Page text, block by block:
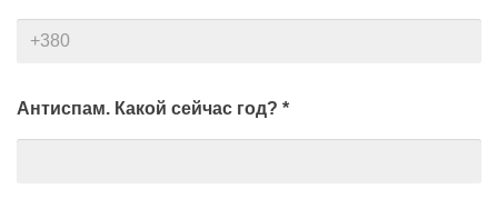
Антиспам. Какой сейчас год? *